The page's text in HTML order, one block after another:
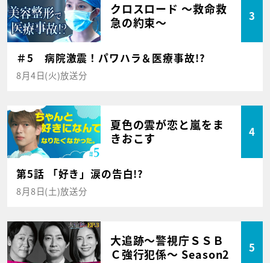
クロスロード ～救命救
急の約束～
3
＃5 病院激震！パワハラ＆医療事故!?
8月4日(火)放送分
夏色の雲が恋と嵐をま
きおこす
4
第5話 「好き」涙の告白!?
8月8日(土)放送分
大追跡～警視庁ＳＳＢ
Ｃ強行犯係～ Season2
5